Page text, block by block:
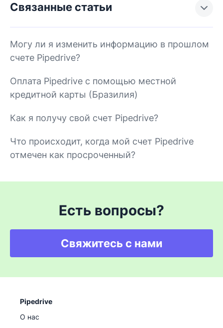
Связанные статьи
Могу ли я изменить информацию в прошлом
счете Pipedrive?
Оплата Pipedrive с помощью местной
кредитной карты (Бразилия)
Как я получу свой счет Pipedrive?
Что происходит, когда мой счет Pipedrive
отмечен как просроченный?
Есть вопросы?
Свяжитесь с нами
Pipedrive
О нас